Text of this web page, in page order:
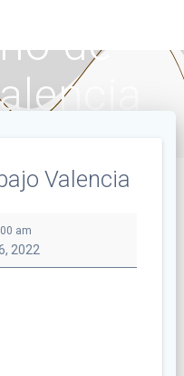
de
Valencia
am
2022